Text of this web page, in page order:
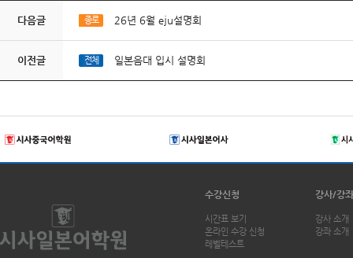
다음글 종로 26년 6월 eju설명회
이전글 전체 일본음대 입시 설명회
수강신청
시간표 보기
온라인 수강 신청
레벨테스트
강사/강좌
강사 소개
강좌 소개